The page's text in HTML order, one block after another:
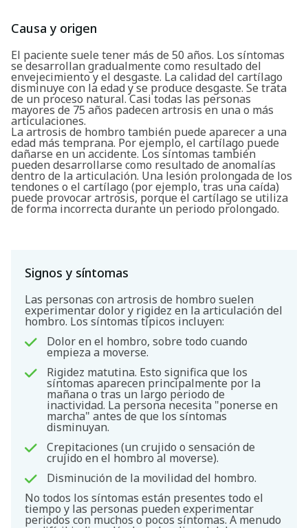
Causa y origen
El paciente suele tener más de 50 años. Los síntomas
se desarrollan gradualmente como resultado del
envejecimiento y el desgaste. La calidad del cartílago
disminuye con la edad y se produce desgaste. Se trata
de un proceso natural. Casi todas las personas
mayores de 75 años padecen artrosis en una o más
articulaciones.
La artrosis de hombro también puede aparecer a una
edad más temprana. Por ejemplo, el cartílago puede
dañarse en un accidente. Los síntomas también
pueden desarrollarse como resultado de anomalías
dentro de la articulación. Una lesión prolongada de los
tendones o el cartílago (por ejemplo, tras una caída)
puede provocar artrosis, porque el cartílago se utiliza
de forma incorrecta durante un periodo prolongado.
Signos y síntomas
Las personas con artrosis de hombro suelen
experimentar dolor y rigidez en la articulación del
hombro. Los síntomas típicos incluyen:
Dolor en el hombro, sobre todo cuando
empieza a moverse.
Rigidez matutina. Esto significa que los
síntomas aparecen principalmente por la
mañana o tras un largo periodo de
inactividad. La persona necesita "ponerse en
marcha" antes de que los síntomas
disminuyan.
Crepitaciones (un crujido o sensación de
crujido en el hombro al moverse).
Disminución de la movilidad del hombro.
No todos los síntomas están presentes todo el
tiempo y las personas pueden experimentar
periodos con muchos o pocos síntomas. A menudo